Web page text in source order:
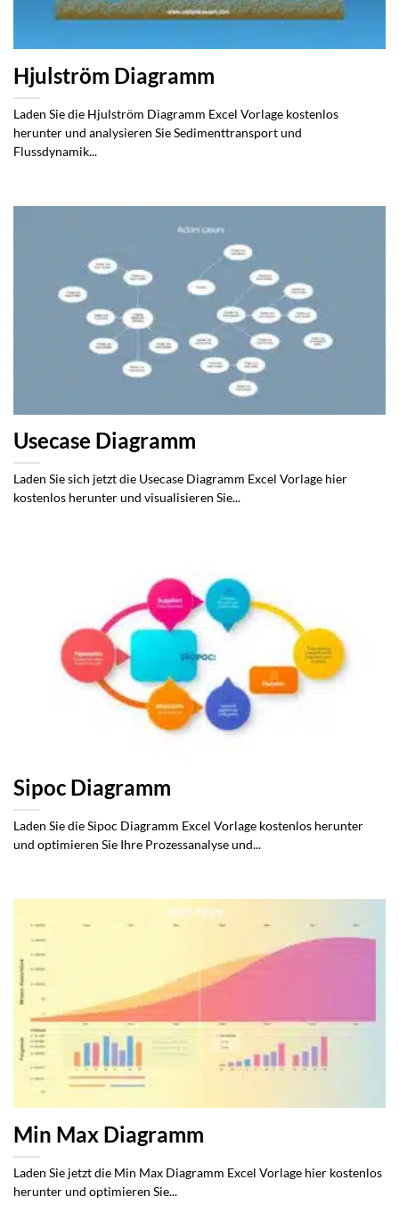
Hjulström Diagramm
Laden Sie die Hjulström Diagramm Excel Vorlage kostenlos
herunter und analysieren Sie Sedimenttransport und
Flussdynamik...
Usecase Diagramm
Laden Sie sich jetzt die Usecase Diagramm Excel Vorlage hier
kostenlos herunter und visualisieren Sie...
Sipoc Diagramm
Laden Sie die Sipoc Diagramm Excel Vorlage kostenlos herunter
und optimieren Sie Ihre Prozessanalyse und...
Min Max Diagramm
Laden Sie jetzt die Min Max Diagramm Excel Vorlage hier kostenlos
herunter und optimieren Sie...